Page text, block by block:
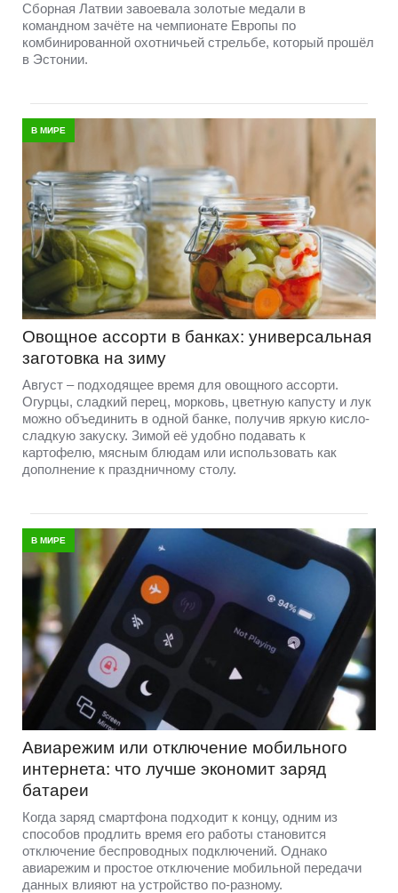
Сборная Латвии завоевала золотые медали в
командном зачёте на чемпионате Европы по
комбинированной охотничьей стрельбе, который прошёл
в Эстонии.
В МИРЕ
Овощное ассорти в банках: универсальная
заготовка на зиму
Август – подходящее время для овощного ассорти.
Огурцы, сладкий перец, морковь, цветную капусту и лук
можно объединить в одной банке, получив яркую кисло-
сладкую закуску. Зимой её удобно подавать к
картофелю, мясным блюдам или использовать как
дополнение к праздничному столу.
В МИРЕ
Авиарежим или отключение мобильного
интернета: что лучше экономит заряд
батареи
Когда заряд смартфона подходит к концу, одним из
способов продлить время его работы становится
отключение беспроводных подключений. Однако
авиарежим и простое отключение мобильной передачи
данных влияют на устройство по-разному.